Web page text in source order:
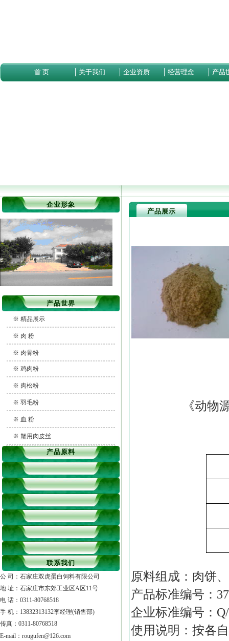
首 页 关于我们 企业资质 经营理念 产品
企业形象
产品世界
※ 精品展示
※ 肉 粉
※ 肉骨粉
※ 鸡肉粉
※ 肉松粉
※ 羽毛粉
※ 血 粉
※ 蟹用肉皮丝
产品原料
联系我们
公 司：石家庄双虎蛋白饲料有限公司
地 址：石家庄市东郊工业区A区11号
电 话：0311-80768518
手 机：13832313132李经理(销售部)
传真：0311-80768518
E-mail： rougufen@126.com
产品展示
《动物
原料组成：肉饼
产品标准编号：
企业标准编号：
使用说明：按各